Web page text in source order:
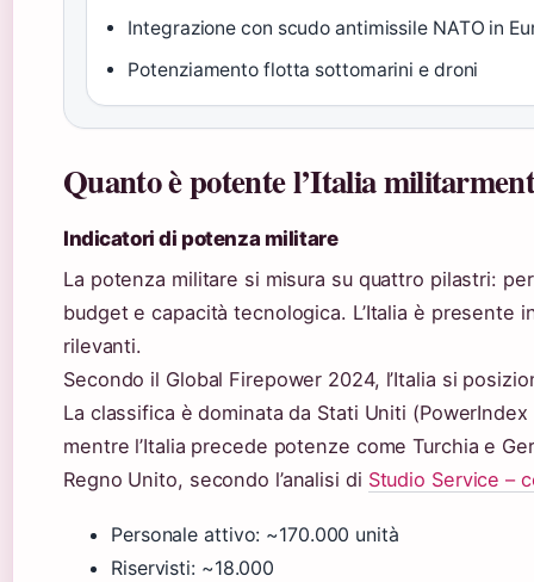
Integrazione con scudo antimissile NATO in
Potenziamento flotta sottomarini e droni
Quanto è potente l’Italia
Indicatori di potenza militare
La potenza militare si misura su quattro pilastri:
budget e capacità tecnologica. L’Italia è
rilevanti.
Secondo il Global Firepower 2024, l’Italia si
La classifica è dominata da Stati Uniti
mentre l’Italia precede potenze come Turchia e
Regno Unito, secondo l’analisi di Studio Service –
Personale attivo: ~170.000 unità
Riservisti: ~18.000